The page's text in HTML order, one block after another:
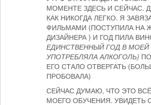
МОМЕНТЕ ЗДЕСЬ И СЕЙЧАС.
КАК НИКОГДА ЛЕГКО. Я
ФИЛЬМАМИ (ПОСТУПИЛА НА
ДИЗАЙНЕРА ) И ГОД ПИЛА
ЕДИНСТВЕННЫЙ ГОД В
УПОТРЕБЛЯЛА АЛКОГОЛЬ)
ЕГО СТАЛО ОТВЕРГАТЬ
ПРОБОВАЛА)
СЕЙЧАС ДУМАЮ, ЧТО ЭТО
МОЕГО ОБУЧЕНИЯ. УВИДЕТЬ